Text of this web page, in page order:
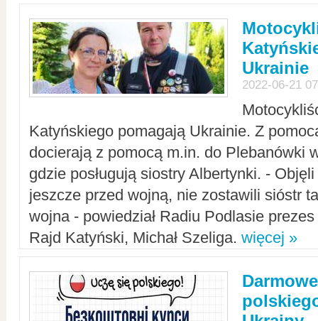
Ukrainie
2022-06-21
Katyńskiego pomagają Ukrainie. Z
docierają z pomocą m.in. do Plebanówki
gdzie posługują siostry Albertynki. -
jeszcze przed wojną, nie zostawili sióstr
wojna - powiedział Radiu Podlasie
Rajd Katyński, Michał Szeliga. więcej »